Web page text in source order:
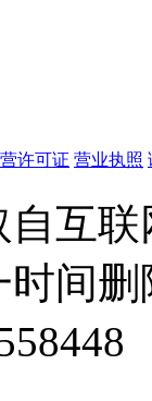
许可证 营业执照
互
间